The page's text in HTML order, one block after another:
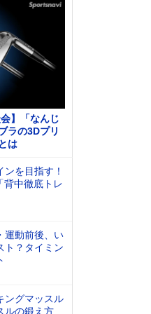
】「なんじ
ラの3Dプリ
は
ンを目指す！
背中徹底トレ
運動前後、い
ト？タイミン
ングマッスル
ルの鍛え方